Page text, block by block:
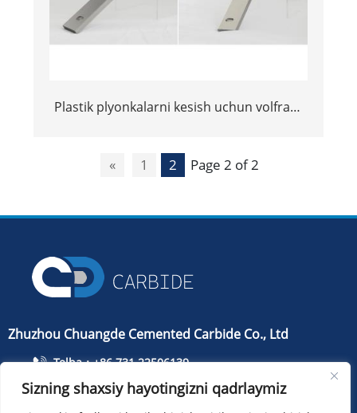
Plastik plyonkalarni kesish uchun volfram
« 1 2 Page 2 of 2
Zhuzhou Chuangde Cemented Carbide Co., Ltd
Telba：+86 731 22506139
Telefon：+86 13786352688
Sizning shaxsiy hayotingizni qadrlaymiz